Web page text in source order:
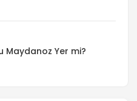
Maydanoz Yer mi?